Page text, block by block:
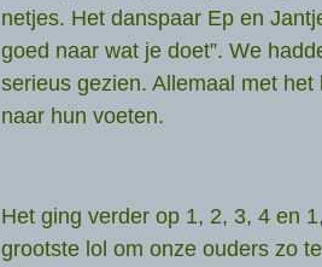
netjes. Het danspaar Ep en
goed naar wat je doet”. We
serieus gezien. Allemaal met
naar hun voeten.
Het ging verder op 1, 2, 3, 4 en
grootste lol om onze ouders zo